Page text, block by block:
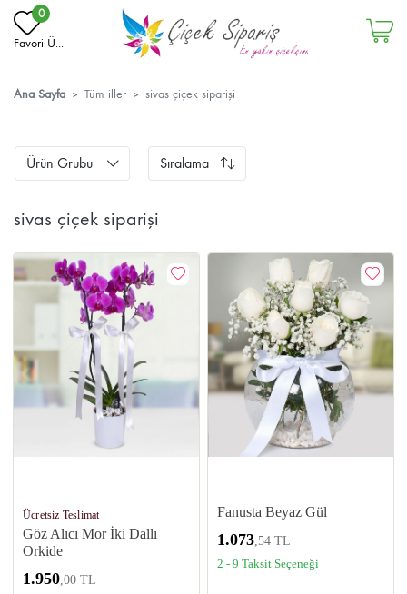
0
Favori Ü...
Ana Sayfa Tüm iller sivas çiçek siparişi
Ürün Grubu Sıralama
sivas çiçek siparişi
Ücretsiz Teslimat
Göz Alıcı Mor İki Dallı
Orkide
1.950 ,00 TL
Fanusta Beyaz Gül
1.073 ,54 TL
2 - 9 Taksit Seçeneği